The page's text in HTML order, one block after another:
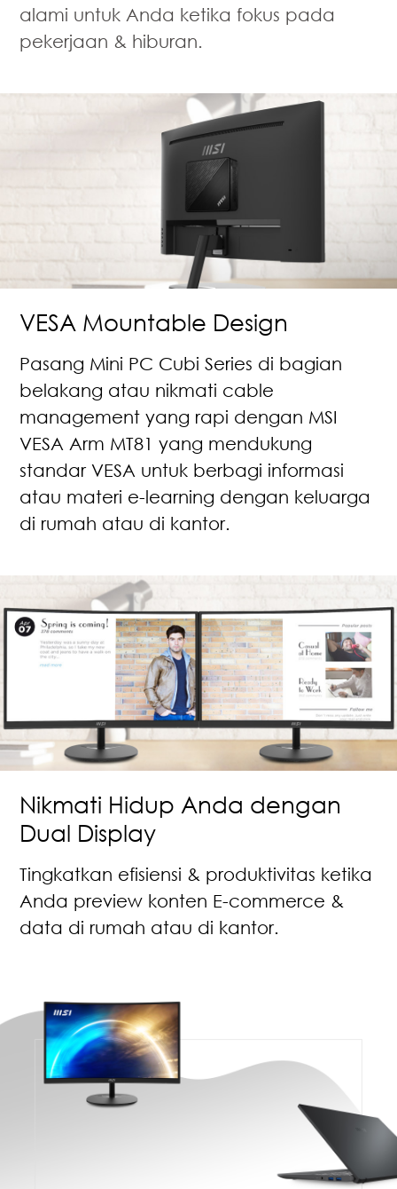
alami untuk Anda ketika fokus pada
pekerjaan & hiburan.
VESA Mountable Design
Pasang Mini PC Cubi Series di bagian
belakang atau nikmati cable
management yang rapi dengan MSI
VESA Arm MT81 yang mendukung
standar VESA untuk berbagi informasi
atau materi e-learning dengan keluarga
di rumah atau di kantor.
Nikmati Hidup Anda dengan
Dual Display
Tingkatkan efisiensi & produktivitas ketika
Anda preview konten E-commerce &
data di rumah atau di kantor.